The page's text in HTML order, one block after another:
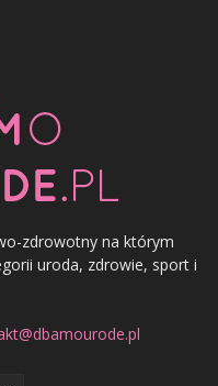
zdrowotny na którym
uroda, zdrowie, sport i